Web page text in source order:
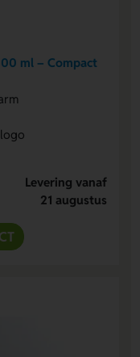
ml – Compact
Levering vanaf
21 augustus